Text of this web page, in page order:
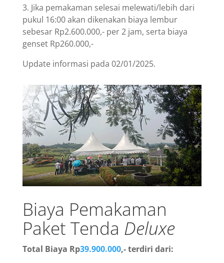
3. Jika pemakaman selesai melewati/lebih dari
pukul 16:00 akan dikenakan biaya lembur
sebesar Rp2.600.000,- per 2 jam, serta biaya
genset Rp260.000,-
Update informasi pada 02/01/2025.
Biaya Pemakaman
Paket Tenda Deluxe
Total Biaya Rp39.900.000,- terdiri dari: